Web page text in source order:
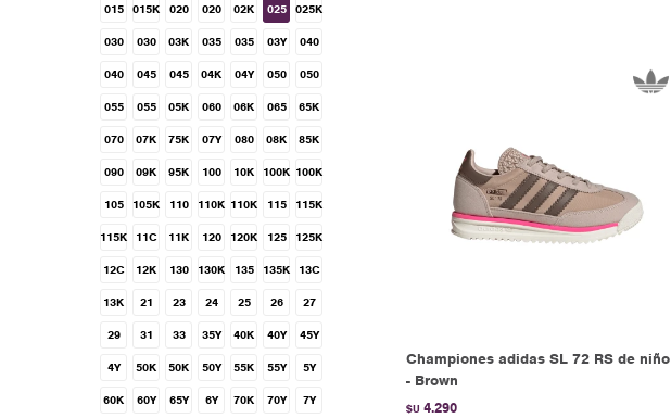
Championes adidas SL 72 RS de niño
- Brown
$U 4.290
015 015K 020 020 02K 025 025K
030 030 03K 035 035 03Y 040
040 045 045 04K 04Y 050 050
055 055 05K 060 06K 065 65K
070 07K 75K 07Y 080 08K 85K
090 09K 95K 100 10K 100K 100K
105 105K 110 110K 110K 115 115K
115K 11C 11K 120 120K 125 125K
12C 12K 130 130K 135 135K 13C
13K 21 23 24 25 26 27
29 31 33 35Y 40K 40Y 45Y
4Y 50K 50K 50Y 55K 55Y 5Y
60K 60Y 65Y 6Y 70K 70Y 7Y